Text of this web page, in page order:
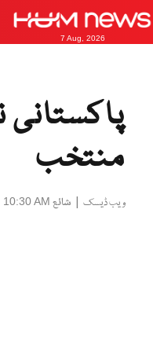
7 Aug, 2026
پاکستانی
منتخب
ویب ڈیسک | شائع AM